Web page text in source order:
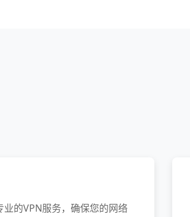
的VPN服务，确保您的网络